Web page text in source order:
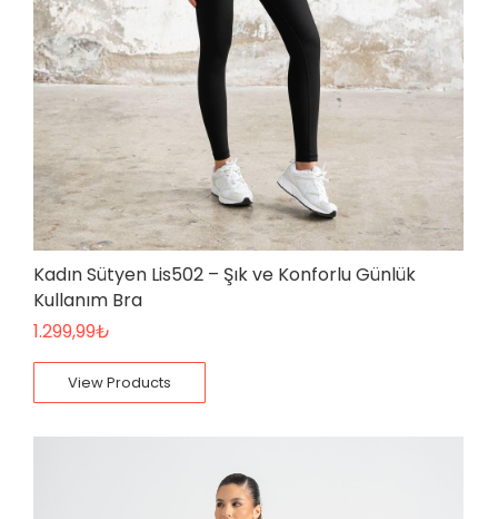
Kadın Sütyen Lis502 – Şık ve Konforlu Günlük
Kullanım Bra
1.299,99₺
View Products